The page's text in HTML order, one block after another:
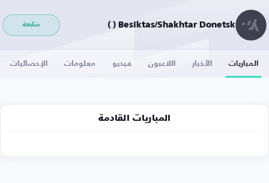
Besiktas/Shakhtar Donetsk ( ) متابعة
المباريات الأخبار اللاعبون فيديو معلومات الإحصائيات
المباريات القادمة